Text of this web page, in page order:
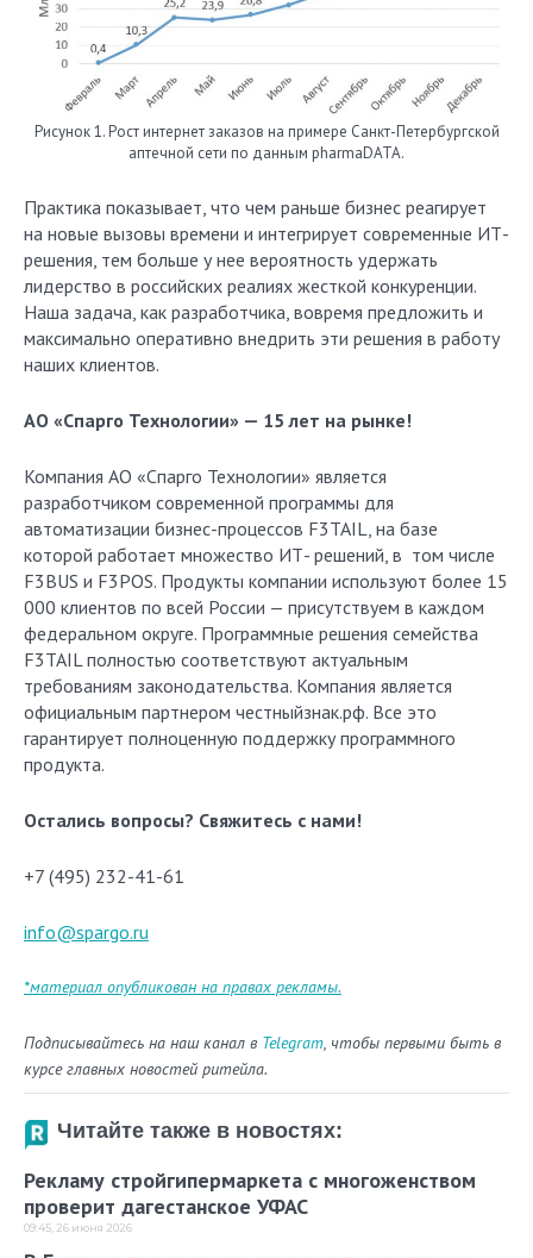
Рисунок 1. Рост интернет заказов на примере Санкт-Петербургской
аптечной сети по данным pharmaDATA.
Практика показывает, что чем раньше бизнес реагирует
на новые вызовы времени и интегрирует современные ИТ-
решения, тем больше у нее вероятность удержать
лидерство в российских реалиях жесткой конкуренции.
Наша задача, как разработчика, вовремя предложить и
максимально оперативно внедрить эти решения в работу
наших клиентов.
АО «Спарго Технологии» — 15 лет на рынке!
Компания АО «Спарго Технологии» является
разработчиком современной программы для
автоматизации бизнес-процессов F3TAIL, на базе
которой работает множество ИТ- решений, в том числе
F3BUS и F3POS. Продукты компании используют более 15
000 клиентов по всей России — присутствуем в каждом
федеральном округе. Программные решения семейства
F3TAIL полностью соответствуют актуальным
требованиям законодательства. Компания является
официальным партнером честныйзнак.рф. Все это
гарантирует полноценную поддержку программного
продукта.
Остались вопросы? Свяжитесь с нами!
+7 (495) 232-41-61
info@spargo.ru
*материал опубликован на правах рекламы.
Подписывайтесь на наш канал в Telegram, чтобы первыми быть в
курсе главных новостей ритейла.
Читайте также в новостях:
Рекламу стройгипермаркета с многоженством
проверит дагестанское УФАС
09:45, 26 июня 2026